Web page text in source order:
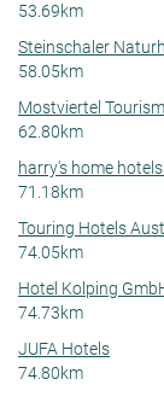
53.69km
Steinschaler
58.05km
Mostviertel
62.80km
harry's home
71.18km
Touring Hotels
74.05km
Hotel Kolping
74.73km
JUFA Hotels
74.80km